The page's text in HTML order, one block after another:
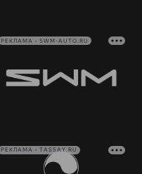
РЕКЛАМА • SWM-AUTO.RU
РЕКЛАМА • TASSAY.RU